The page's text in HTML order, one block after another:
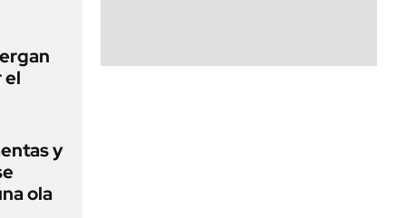
el
y
ola